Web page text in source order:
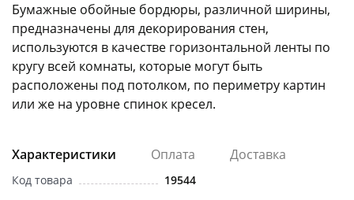
Бумажные обойные бордюры, различной ширины,
предназначены для декорирования стен,
используются в качестве горизонтальной ленты по
кругу всей комнаты, которые могут быть
расположены под потолком, по периметру картин
или же на уровне спинок кресел.
Характеристики Оплата Доставка
Код товара 19544